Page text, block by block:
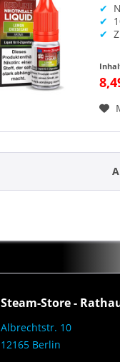
✔
✔
✔
Steam-Store -
Albrechtstr. 10
12165 Berlin